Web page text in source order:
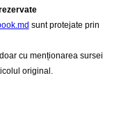
sunt protejate prin
cu menționarea sursei
original.